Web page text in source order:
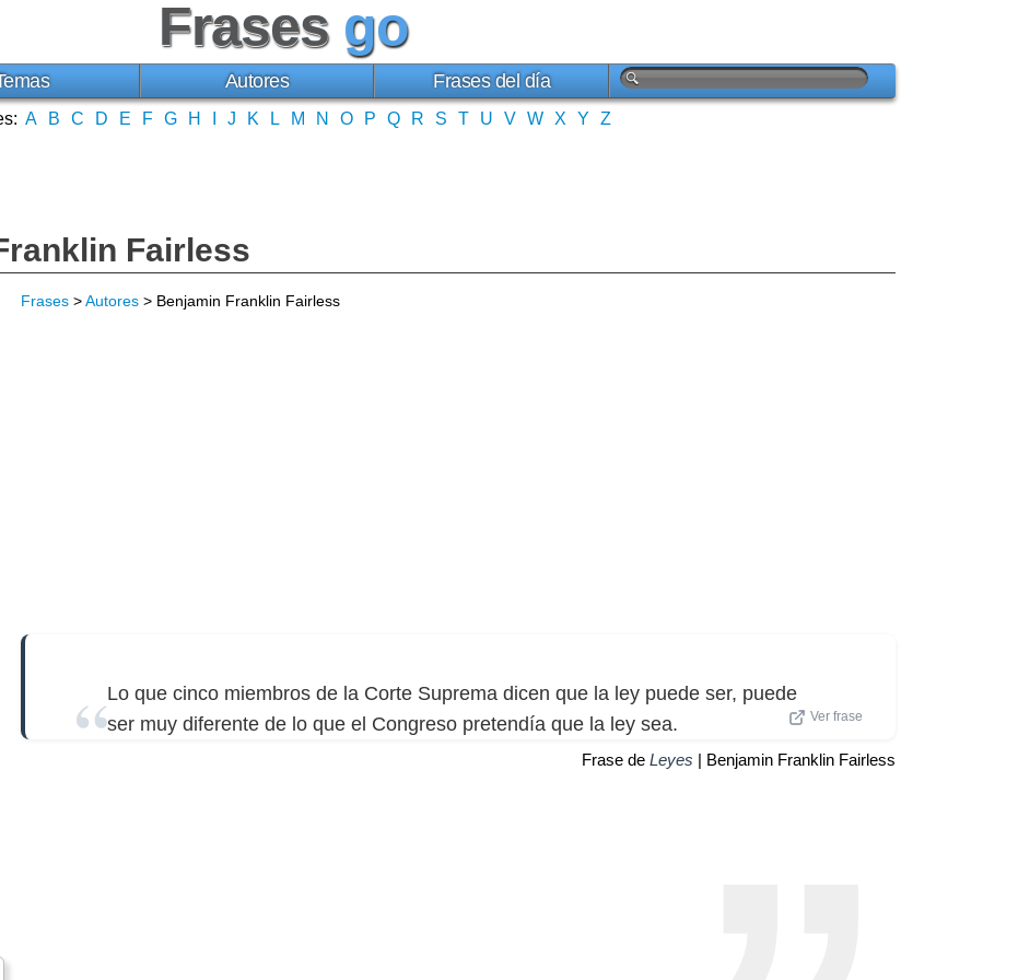
Frases go
Autores Frases del día
A B C D E F G H J K L M N O P Q R S T U V W X Y Z
Fairless
Frases >Autores > Benjamin Franklin Fairless
Lo que cinco miembros de la Corte Suprema dicen que la ley puede ser, puede
ser muy diferente de lo que el Congreso pretendía que la ley sea.
Ver frase
Frase de Leyes | Benjamin Franklin Fairless